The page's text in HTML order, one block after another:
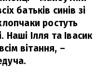
батьків синів зі
ростуть
Наші Ілля та Івасик
вітання, –